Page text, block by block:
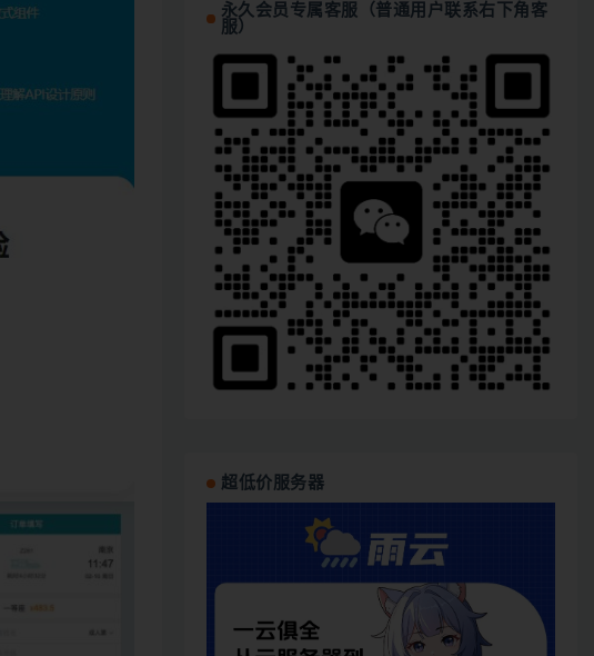
永久会员专属客服（普通用户联系右下角客
服）
超低价服务器